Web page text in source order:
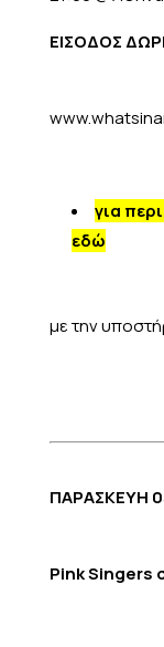
ΕΙΣΟΔΟΣ
για
εδώ
με την
ΠΑΡΑΣΚΕΥΗ
Pink Singers